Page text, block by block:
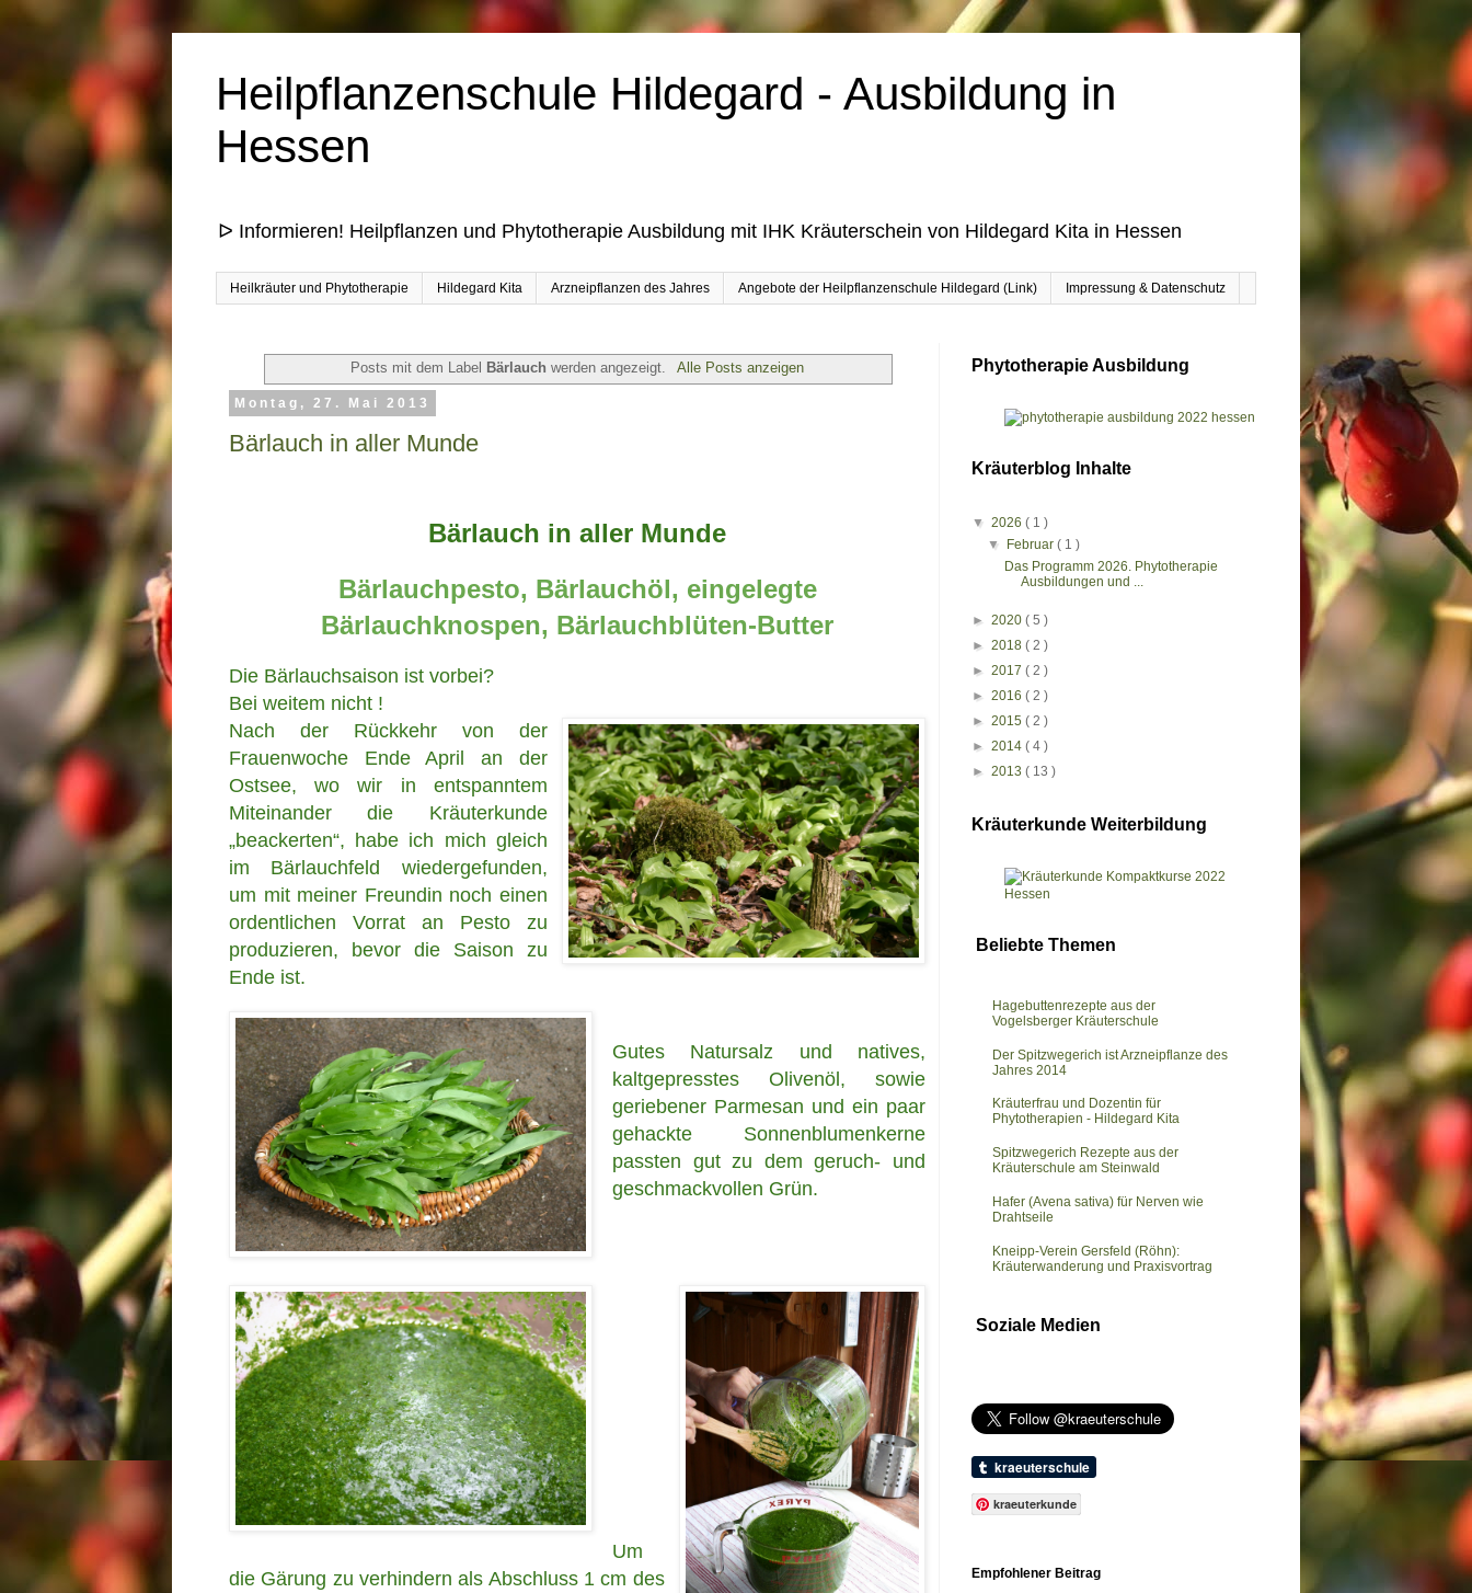
Heilpflanzenschule Hildegard - Ausbildung in
Hessen
ᐅ Informieren! Heilpflanzen und Phytotherapie Ausbildung mit IHK Kräuterschein von Hildegard Kita in Hessen
Heilkräuter und Phytotherapie Hildegard Kita Arzneipflanzen des Jahres Angebote der Heilpflanzenschule Hildegard (Link) Impressung & Datenschutz
Posts mit dem Label Bärlauch werden angezeigt. Alle Posts anzeigen
Montag, 27. Mai 2013
Bärlauch in aller Munde
Bärlauch in aller Munde
Bärlauchpesto, Bärlauchöl, eingelegte
Bärlauchknospen, Bärlauchblüten-Butter
Die Bärlauchsaison ist vorbei?
Bei weitem nicht !
Nach der Rückkehr von der
Frauenwoche Ende April an der
Ostsee, wo wir in entspanntem
Miteinander die Kräuterkunde
„beackerten“, habe ich mich gleich
im Bärlauchfeld wiedergefunden,
um mit meiner Freundin noch einen
ordentlichen Vorrat an Pesto zu
produzieren, bevor die Saison zu
Ende ist.
Gutes Natursalz und natives,
kaltgepresstes Olivenöl, sowie
geriebener Parmesan und ein paar
gehackte Sonnenblumenkerne
passten gut zu dem geruch- und
geschmackvollen Grün.
Um
die Gärung zu verhindern als Abschluss 1 cm des
Phytotherapie Ausbildung
Kräuterblog Inhalte
▼ 2026 ( 1 )
▼
Februar( 1 )
Das Programm 2026. Phytotherapie
Ausbildungen und ...
► 2020 ( 5 )
► 2018 ( 2 )
► 2017 ( 2 )
► 2016 ( 2 )
► 2015 ( 2 )
► 2014 ( 4 )
► 2013 ( 13 )
Kräuterkunde Weiterbildung
Beliebte Themen
Hagebuttenrezepte aus der
Vogelsberger Kräuterschule
Der Spitzwegerich ist Arzneipflanze des
Jahres 2014
Kräuterfrau und Dozentin für
Phytotherapien - Hildegard Kita
Spitzwegerich Rezepte aus der
Kräuterschule am Steinwald
Hafer (Avena sativa) für Nerven wie
Drahtseile
Kneipp-Verein Gersfeld (Röhn):
Kräuterwanderung und Praxisvortrag
Soziale Medien
kraeuterkunde
Empfohlener Beitrag